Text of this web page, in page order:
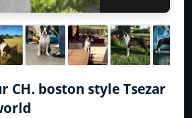
CH. boston style Tsezar